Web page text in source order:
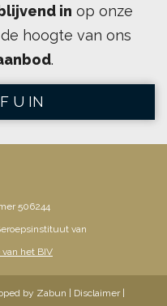
in op onze
hoogte van ons
.
U IN
506244
van
het BIV
by Zabun Disclaimer|